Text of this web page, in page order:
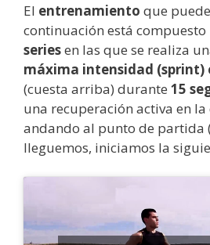
El entrenamiento que
continuación está
seriesen las que se realiza
máxima intensidad (sprint)
(cuesta arriba) durante 15
una recuperación activa en
andando al punto de partida
lleguemos, iniciamos la